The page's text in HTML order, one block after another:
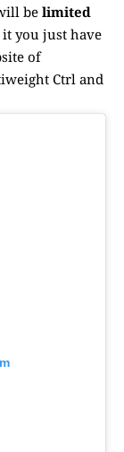
be limited
it you just have
of
Ctrl and